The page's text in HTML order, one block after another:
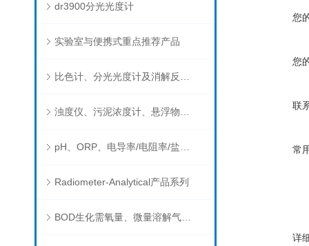
dr3900分光光度计
实验室与便携式重点推荐产品
Radiometer-Analytical产品系列
BOD生化需氧量、微量溶解气体和现场水质测试组件以及其他分析仪
您
您
联
常
详